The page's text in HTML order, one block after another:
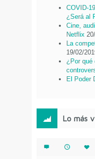
COVID-
¿Será al
Cine,
Netflix
La
19/02/
¿Por qué
El Poder
Lo más